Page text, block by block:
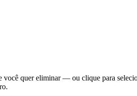
você quer eliminar — ou clique para